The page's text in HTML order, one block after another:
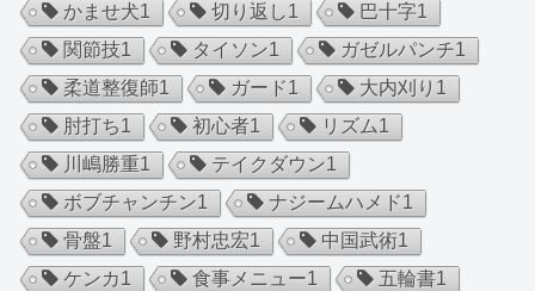
かませ犬1 切り返し1 巴十字1
関節技1 タイソン1 ガゼルパンチ1
柔道整復師1 ガード1 大内刈り 1
肘打ち1 初心者1 リズム1
川嶋勝重1 テイクダウン1
ボブチャンチン1 ナジームハメド1
骨盤1 野村忠宏1 中国武術1
ケンカ1 食事メニュー1 五輪書1